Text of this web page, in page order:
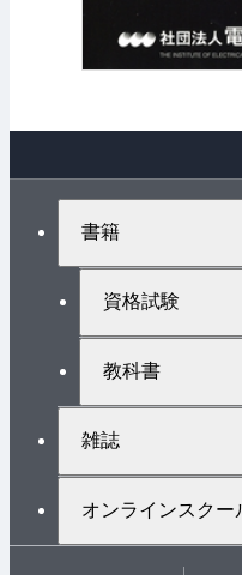
書籍
資格試験
教科書
雑誌
オンラインスクー